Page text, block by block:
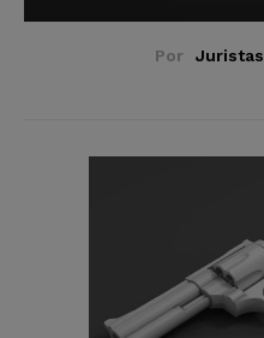
Por Juristas